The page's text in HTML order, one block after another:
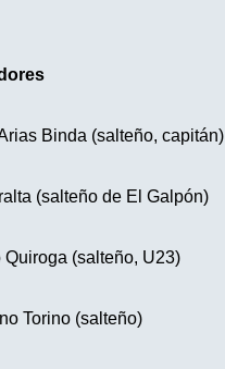
Binda (salteño, capitán)
(salteño de El Galpón)
Quiroga (salteño, U23)
Torino (salteño)